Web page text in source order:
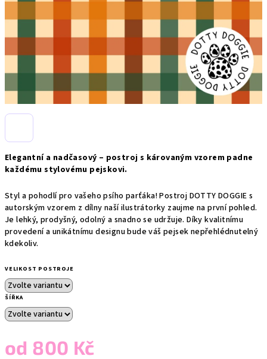
Elegantní a nadčasový – postroj s károvaným vzorem padne
každému stylovému pejskovi.
Styl a pohodlí pro vašeho psího parťáka! Postroj DOTTY DOGGIE s
autorským vzorem z dílny naší ilustrátorky zaujme na první pohled.
Je lehký, prodyšný, odolný a snadno se udržuje. Díky kvalitnímu
provedení a unikátnímu designu bude váš pejsek nepřehlédnutelný
kdekoliv.
VELIKOST POSTROJE
ŠÍŘKA
od 800 Kč